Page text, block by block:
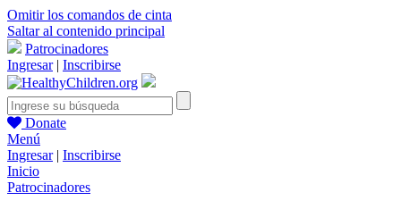
Omitir los comandos de cinta
Saltar al contenido principal
Patrocinadores
Ingresar| Inscribirse
Donate
Menú
Ingresar| Inscribirse
Inicio
Patrocinadores